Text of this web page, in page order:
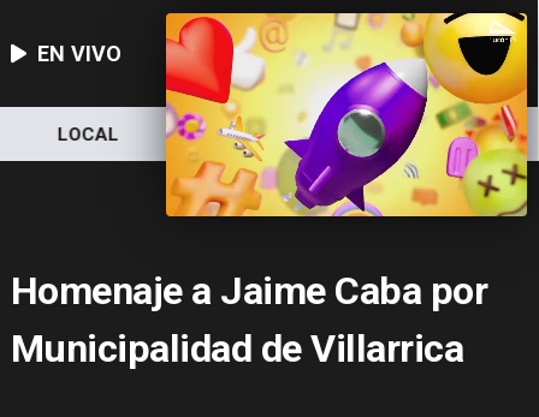
EN VIVO
LOCAL NACIONAL DEPORTES
Homenaje a Jaime Caba por
Municipalidad de Villarrica